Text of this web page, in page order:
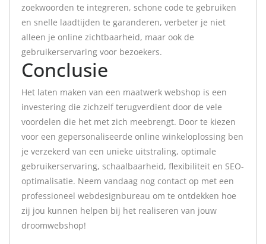
zoekwoorden te integreren, schone code te gebruiken
en snelle laadtijden te garanderen, verbeter je niet
alleen je online zichtbaarheid, maar ook de
gebruikerservaring voor bezoekers.
Conclusie
Het laten maken van een maatwerk webshop is een
investering die zichzelf terugverdient door de vele
voordelen die het met zich meebrengt. Door te kiezen
voor een gepersonaliseerde online winkeloplossing ben
je verzekerd van een unieke uitstraling, optimale
gebruikerservaring, schaalbaarheid, flexibiliteit en SEO-
optimalisatie. Neem vandaag nog contact op met een
professioneel webdesignbureau om te ontdekken hoe
zij jou kunnen helpen bij het realiseren van jouw
droomwebshop!